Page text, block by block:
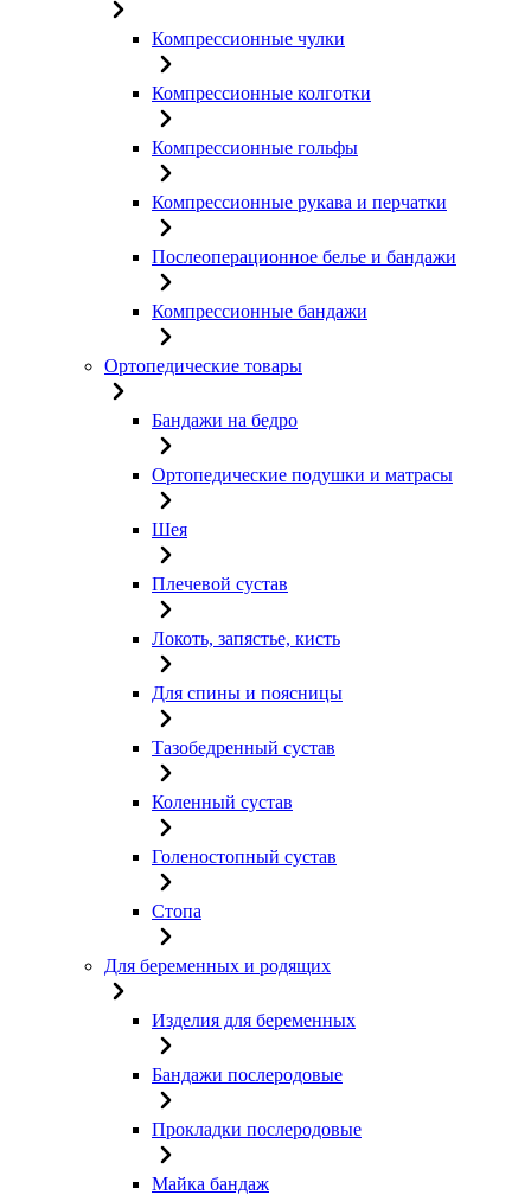
Компрессионные чулки
Компрессионные колготки
Компрессионные гольфы
Компрессионные рукава и перчатки
Послеоперационное белье и бандажи
Компрессионные бандажи
Ортопедические товары
Бандажи на бедро
Ортопедические подушки и матрасы
Шея
Плечевой сустав
Локоть, запястье, кисть
Для спины и поясницы
Тазобедренный сустав
Коленный сустав
Голеностопный сустав
Стопа
Для беременных и родящих
Изделия для беременных
Бандажи послеродовые
Прокладки послеродовые
Майка бандаж